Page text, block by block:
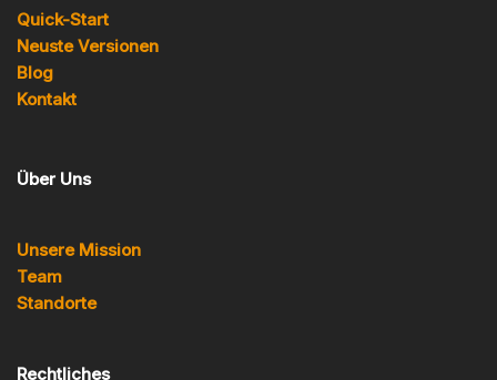
Quick-Start
Neuste Versionen
Blog
Kontakt
Über Uns
Unsere Mission
Team
Standorte
Rechtliches